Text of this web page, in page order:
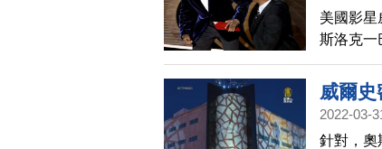
美國影星
斯洛克一
克里斯洛
威爾史
2022-03-
針對，奧